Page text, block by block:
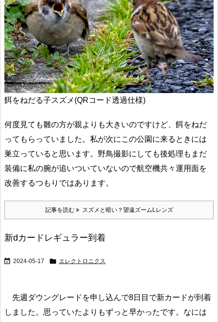
餌をねだる子スズメ(QRコード透過仕様)
何度見ても雛の方が親よりも大きいのですけど、餌をねだ
ってもらっていました。私が次にこの公園に来るときには
巣立っていると思います。野鳥撮影にしても後処理もまだ
装備に私の腕が追いついていないので航空機共々運用面を
改善するつもりではあります。
記事を読む スズメと暗い？望遠ズームLレンズ
新dカードレギュラー到着
 2024-05-17  エレクトロニクス
先週ダウングレードを申し込んで8日目で新カードが到着
しました。思っていたよりもずっと早かったです。なには